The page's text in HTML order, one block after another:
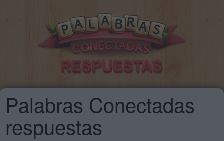
Palabras Conectadas
respuestas